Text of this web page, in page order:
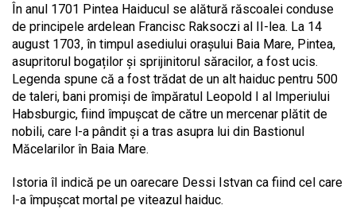
În anul 1701 Pintea Haiducul se alătură răscoalei conduse
de principele ardelean Francisc Raksoczi al II-lea. La 14
august 1703, în timpul asediului orașului Baia Mare, Pintea,
asupritorul bogaților și sprijinitorul săracilor, a fost ucis.
Legenda spune că a fost trădat de un alt haiduc pentru 500
de taleri, bani promiși de împăratul Leopold I al Imperiului
Habsburgic, fiind împușcat de către un mercenar plătit de
nobili, care l-a pândit și a tras asupra lui din Bastionul
Măcelarilor în Baia Mare.
Istoria îl indică pe un oarecare Dessi Istvan ca fiind cel care
l-a împușcat mortal pe viteazul haiduc.